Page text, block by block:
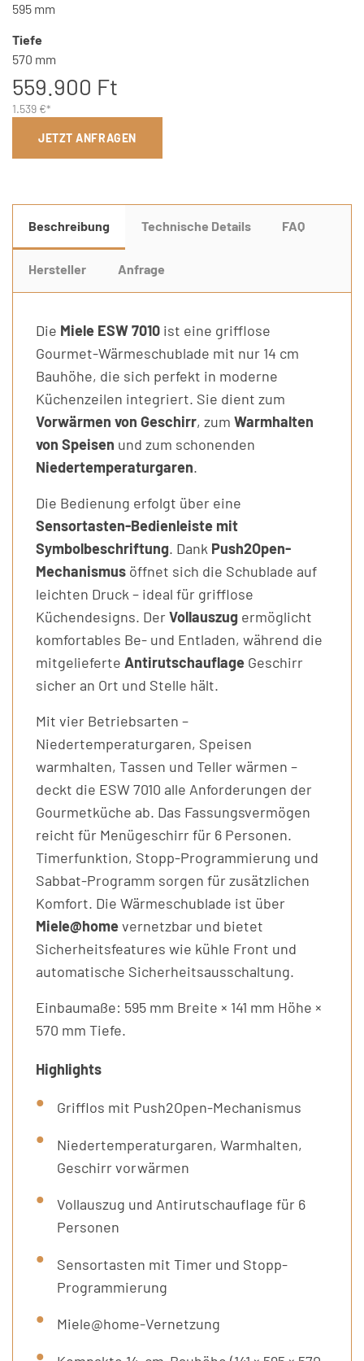
595 mm
Tiefe
570 mm
559.900 Ft
1.539 €*
JETZT ANFRAGEN
Beschreibung Technische Details FAQ
Hersteller Anfrage
Die Miele ESW 7010 ist eine grifflose
Gourmet-Wärmeschublade mit nur 14 cm
Bauhöhe, die sich perfekt in moderne
Küchenzeilen integriert. Sie dient zum
Vorwärmen von Geschirr, zum Warmhalten
von Speisen und zum schonenden
Niedertemperaturgaren.
Die Bedienung erfolgt über eine
Sensortasten-Bedienleiste mit
Symbolbeschriftung. Dank Push2Open-
Mechanismus öffnet sich die Schublade auf
leichten Druck – ideal für grifflose
Küchendesigns. DerVollauszug ermöglicht
komfortables Be- und Entladen, während die
mitgelieferte Antirutschauflage Geschirr
sicher an Ort und Stelle hält.
Mit vier Betriebsarten –
Niedertemperaturgaren, Speisen
warmhalten, Tassen und Teller wärmen –
deckt die ESW 7010 alle Anforderungen der
Gourmetküche ab. Das Fassungsvermögen
reicht für Menügeschirr für 6 Personen.
Timerfunktion, Stopp-Programmierung und
Sabbat-Programm sorgen für zusätzlichen
Komfort. Die Wärmeschublade ist über
Miele@homevernetzbar und bietet
Sicherheitsfeatures wie kühle Front und
automatische Sicherheitsausschaltung.
Einbaumaße: 595 mm Breite × 141 mm Höhe ×
570 mm Tiefe.
Highlights
Grifflos mit Push2Open-Mechanismus
Niedertemperaturgaren, Warmhalten,
Geschirr vorwärmen
Vollauszug und Antirutschauflage für 6
Personen
Sensortasten mit Timer und Stopp-
Programmierung
Miele@home-Vernetzung